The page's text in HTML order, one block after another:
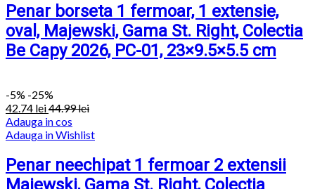
Penar borseta 1 fermoar, 1 extensie,
oval, Majewski, Gama St. Right, Colectia
Be Capy 2026, PC-01, 23×9.5×5.5 cm
-5% -25%
42.74 lei44.99lei
Adauga in cos
Adauga in Wishlist
Penar neechipat 1 fermoar 2 extensii
Majewski, Gama St. Right, Colectia